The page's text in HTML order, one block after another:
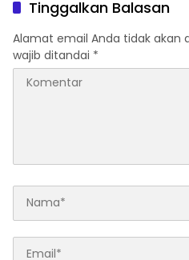
Tinggalkan Balasan
Alamat email Anda tidak akan
wajib ditandai *